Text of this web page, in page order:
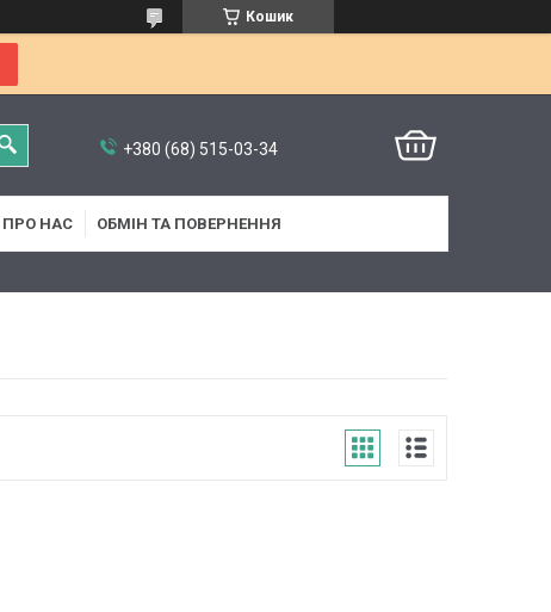
Кошик
+380 (68) 515-03-34
ПРО НАС ОБМІН ТА ПОВЕРНЕННЯ